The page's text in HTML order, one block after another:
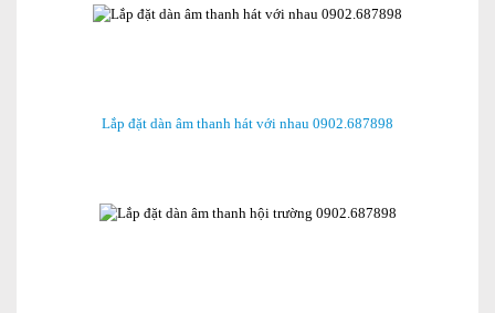
Lắp đặt dàn âm thanh hát với nhau 0902.687898